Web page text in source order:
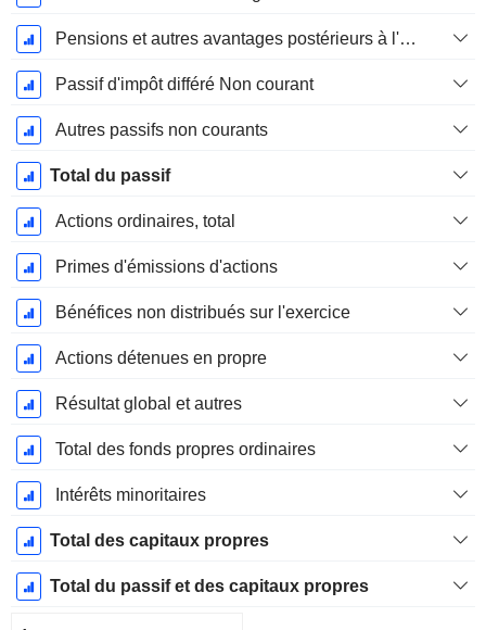
Pensions et autres avantages postérieurs à l'emploi
Passif d'impôt différé Non courant
Autres passifs non courants
Total du passif
Actions ordinaires, total
Primes d'émissions d'actions
Bénéfices non distribués sur l'exercice
Actions détenues en propre
Résultat global et autres
Total des fonds propres ordinaires
Intérêts minoritaires
Total des capitaux propres
Total du passif et des capitaux propres